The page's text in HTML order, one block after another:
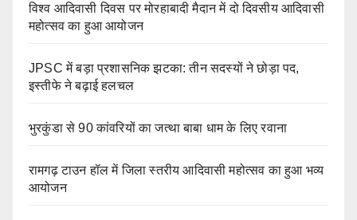
विश्व आदिवासी दिवस पर मोरहाबादी मैदान में दो दिवसीय आदिवासी
महोत्सव का हुआ आयोजन
JPSC में बड़ा प्रशासनिक झटका: तीन सदस्यों ने छोड़ा पद,
इस्तीफे ने बढ़ाई हलचल
भुरकुंडा से 90 कांवरियों का जत्था बाबा धाम के लिए रवाना
रामगढ़ टाउन हॉल में जिला स्तरीय आदिवासी महोत्सव का हुआ भव्य
आयोजन